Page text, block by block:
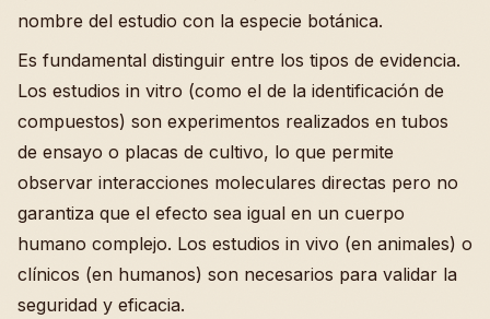
nombre del estudio con la especie botánica.
Es fundamental distinguir entre los tipos de evidencia.
Los estudios in vitro (como el de la identificación de
compuestos) son experimentos realizados en tubos
de ensayo o placas de cultivo, lo que permite
observar interacciones moleculares directas pero no
garantiza que el efecto sea igual en un cuerpo
humano complejo. Los estudios in vivo (en animales) o
clínicos (en humanos) son necesarios para validar la
seguridad y eficacia.